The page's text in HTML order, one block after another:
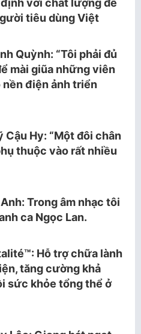
với chất lượng để
tiêu dùng Việt
Quỳnh: “Tôi phải đủ
mài giũa những viên
điện ảnh triển
Cậu Hy: “Một đôi chân
thuộc vào rất nhiều
Trong âm nhạc tôi
ca Ngọc Lan.
Hỗ trợ chữa lành
tăng cường khả
sức khỏe tổng thể ở